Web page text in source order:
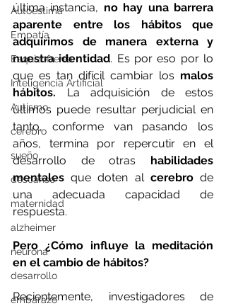
Autoestima
Empatía
Esquizofrenia
Inteligencia Artificial
Autismo
cerebro
sueño
descanso
maternidad
alzheimer
neurona
desarrollo
embarazo
última instancia, no hay una barrera
aparente entre los hábitos que
adquirimos de manera externa y
nuestra identidad. Es por eso por lo
que es tan difícil cambiar los malos
hábitos. La adquisición de estos
últimos puede resultar perjudicial en
tanto, conforme van pasando los
años, termina por repercutir en el
desarrollo de otras habilidades
mentales que doten al cerebro de
una adecuada capacidad de
respuesta.
Pero ¿Cómo influye la meditación
en el cambio de hábitos?
Recientemente, investigadores de